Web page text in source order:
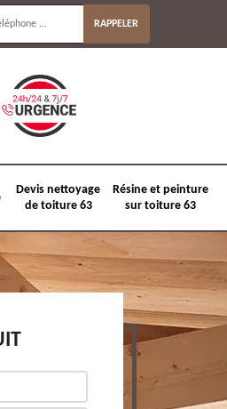
Devis nettoyage
de toiture 63
Résine et peinture
sur toiture 63